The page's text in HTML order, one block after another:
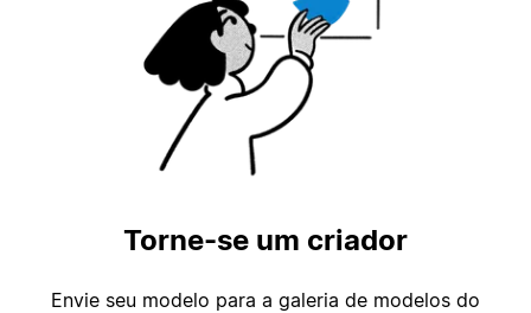
Torne-se um criador
Envie seu modelo para a galeria de modelos do